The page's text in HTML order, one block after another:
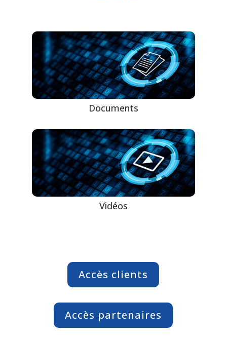
Documents
Vidéos
Accès clients
Accès partenaires